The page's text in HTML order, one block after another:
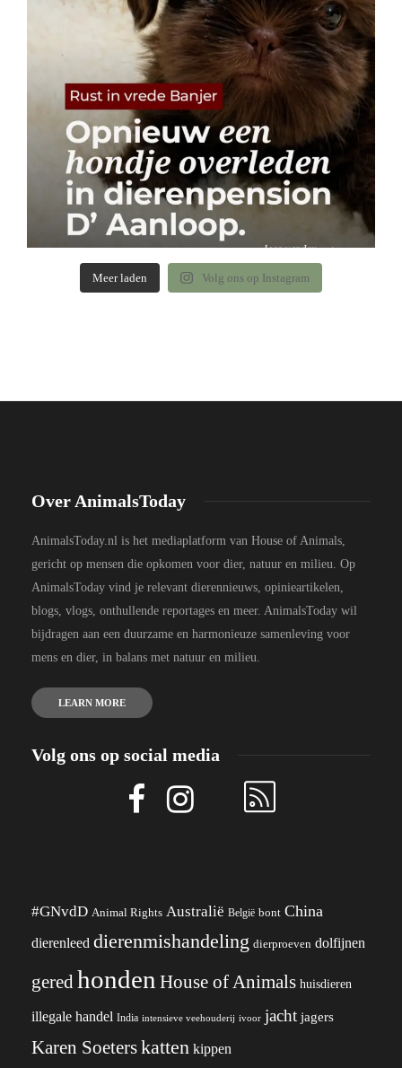
Meer laden Volg ons op Instagram
Over AnimalsToday
AnimalsToday.nl is het mediaplatform van House of Animals,
gericht op mensen die opkomen voor dier, natuur en milieu. Op
AnimalsToday vind je relevant dierennieuws, opinieartikelen,
blogs, vlogs, onthullende reportages en meer. AnimalsToday wil
bijdragen aan een duurzame en harmonieuze samenleving voor
mens en dier, in balans met natuur en milieu.
LEARN MORE
Volg ons op social media
#GNvdD Animal Rights Australië België bont China
dierenleed dierenmishandeling dierproeven dolfijnen
geredhonden House of Animals huisdieren
illegale handel India intensieve veehouderij ivoor jacht jagers
Karen Soeterskatten kippen